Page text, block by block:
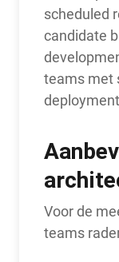
scheduled
candidate
teams met
Voor de
teams